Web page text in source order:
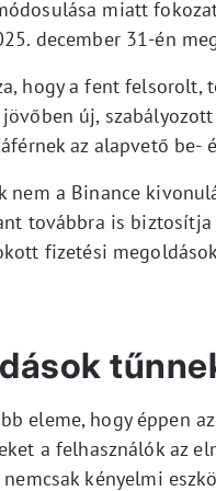
miatt
december 31-én
hogy a fent
új,
az alapvető be-
nem a Binance
továbbra is
fizetési
eleme, hogy éppen
a felhasználók az
nemcsak kényelmi